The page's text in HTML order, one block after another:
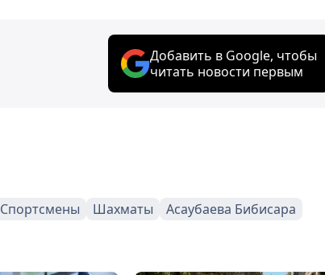
Добавить в Google, чтобы
читать новости первым
Спортсмены Шахматы Асаубаева Бибисара